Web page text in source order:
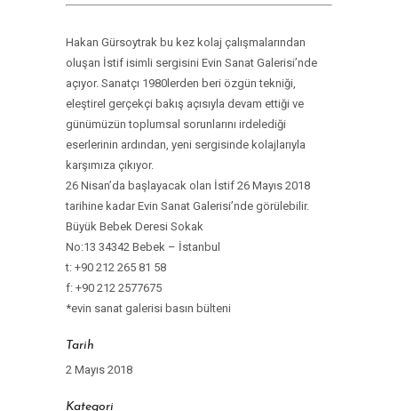
Hakan Gürsoytrak bu kez kolaj çalışmalarından
oluşan İstif isimli sergisini Evin Sanat Galerisi’nde
açıyor. Sanatçı 1980lerden beri özgün tekniği,
eleştirel gerçekçi bakış açısıyla devam ettiği ve
günümüzün toplumsal sorunlarını irdelediği
eserlerinin ardından, yeni sergisinde kolajlarıyla
karşımıza çıkıyor.
26 Nisan’da başlayacak olan İstif 26 Mayıs 2018
tarihine kadar Evin Sanat Galerisi’nde görülebilir.
Büyük Bebek Deresi Sokak
No:13 34342 Bebek – İstanbul
t: +90 212 265 81 58
f: +90 212 2577675
*evin sanat galerisi basın bülteni
Tarih
2 Mayıs 2018
Kategori